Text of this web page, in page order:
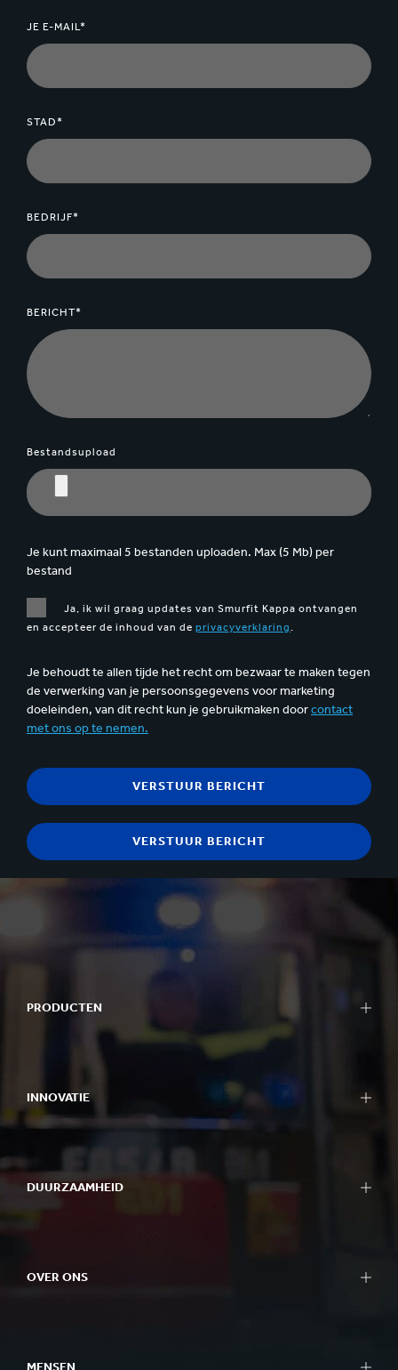
JE E-MAIL*
STAD*
BEDRIJF*
BERICHT*
Bestandsupload
Je kunt maximaal 5 bestanden uploaden. Max (5 Mb) per
bestand
Ja, ik wil graag updates van Smurfit Kappa ontvangen
en accepteer de inhoud van de privacyverklaring.
Je behoudt te allen tijde het recht om bezwaar te maken tegen
de verwerking van je persoonsgegevens voor marketing
doeleinden, van dit recht kun je gebruikmaken doorcontact
met ons op te nemen.
PRODUCTEN
Displays
Verpakkingsmachines
Papier & karton
INNOVATIE
Onze benadering van innovatie
R&D gebieden
Succesverhalen
DUURZAAMHEID
Better Planet Packaging
OVER ONS
MENSEN